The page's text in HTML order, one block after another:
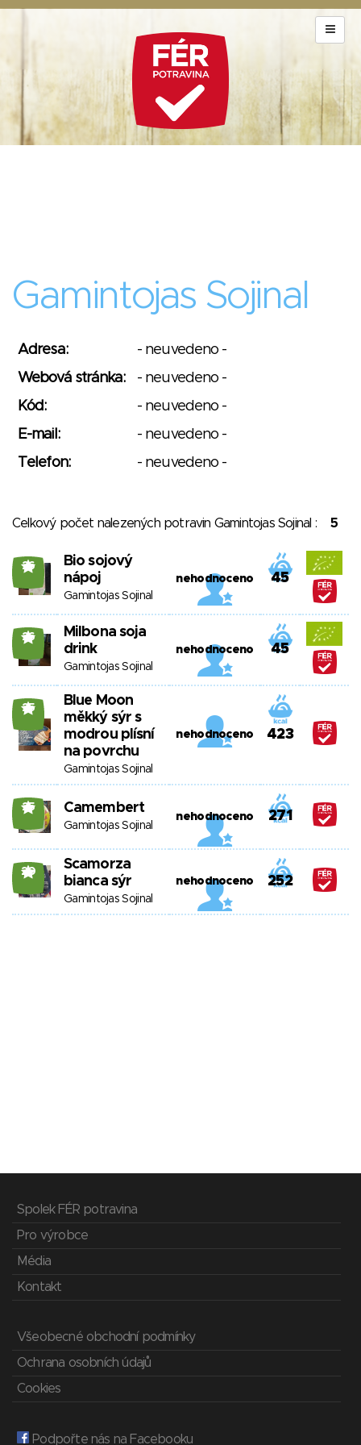
Gamintojas Sojinal
Adresa:
- neuvedeno -
Webová stránka:
- neuvedeno -
Kód:
- neuvedeno -
E-mail:
- neuvedeno -
Telefon:
- neuvedeno -
Celkový počet nalezených potravin Gamintojas Sojinal : 5
26
Bio sojový
nápoj
Gamintojas Sojinal
nehodnoceno 45
26
Milbona soja
drink
Gamintojas Sojinal
nehodnoceno 45
25
Blue Moon
měkký sýr s
modrou plísní
na povrchu
Gamintojas Sojinal
nehodnoceno 423
25 Camembert
Gamintojas Sojinal
nehodnoceno 271
20
Scamorza
bianca sýr
Gamintojas Sojinal
nehodnoceno 252
Spolek FÉR potravina
Pro výrobce
Média
Kontakt
Všeobecné obchodní podmínky
Ochrana osobních údajů
Cookies
Podpořte nás na Facebooku